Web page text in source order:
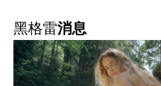
黑格雷消息